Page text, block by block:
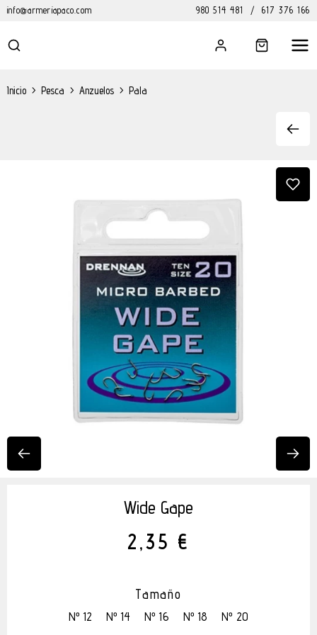
info@armeriapaco.com 980 514 481 / 617 376 166
Inicio > Pesca > Anzuelos > Pala
Wide Gape
2,35 €
Tamaño
Nº 12 Nº 14 Nº 16 Nº 18 Nº 20